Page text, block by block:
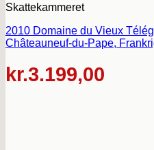
Skattekammeret
2010 Domaine du Vieux
Châteauneuf-du-Pape,
kr.3.199,00